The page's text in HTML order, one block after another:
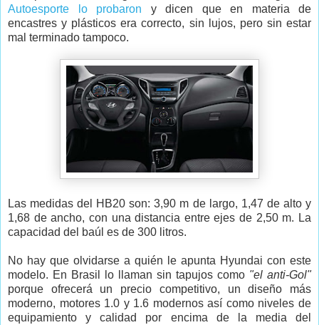
Autoesporte
lo probaron y dicen que en materia de
encastres y plásticos era correcto, sin lujos, pero sin estar
mal terminado tampoco.
Las medidas del HB20 son: 3,90 m de largo, 1,47 de alto y
1,68 de ancho, con una distancia entre ejes de 2,50 m. La
capacidad del baúl es de 300 litros.
No hay que olvidarse a quién le apunta Hyundai con este
modelo. En Brasil lo llaman sin tapujos como "el anti-Gol"
porque ofrecerá un precio competitivo, un diseño más
moderno, motores 1.0 y 1.6 modernos así como niveles de
equipamiento y calidad por encima de la media del